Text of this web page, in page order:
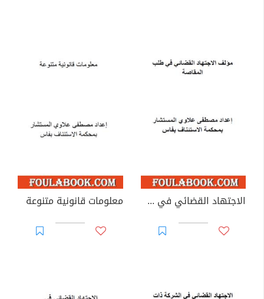
الاجتهاد القضائي في طلب المقاصة معلومات قانونية متنوعة